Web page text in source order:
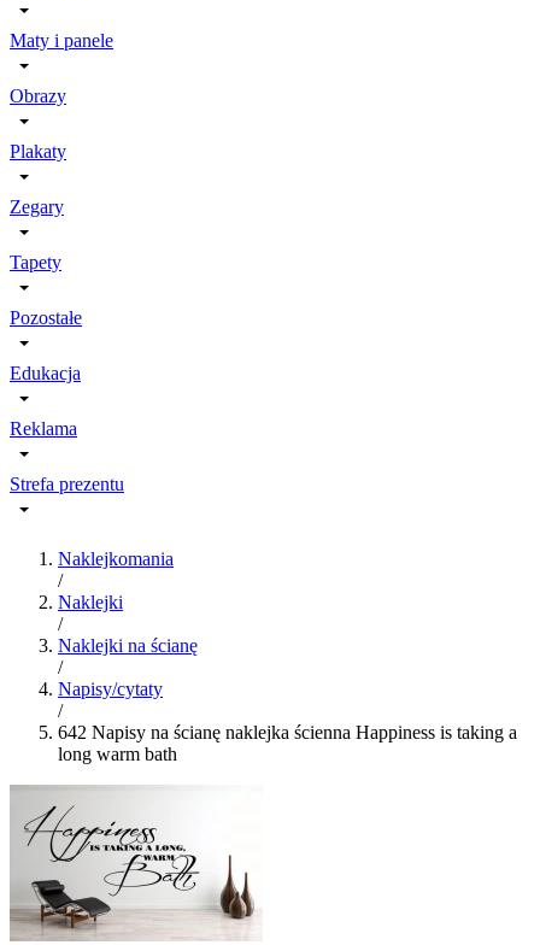
Maty i panele
Obrazy
Plakaty
Zegary
Tapety
Pozostałe
Edukacja
Reklama
Strefa prezentu
Naklejkomania
/
Naklejki
/
Naklejki na ścianę
/
Napisy/cytaty
/
642 Napisy na ścianę naklejka ścienna Happiness is taking a
long warm bath